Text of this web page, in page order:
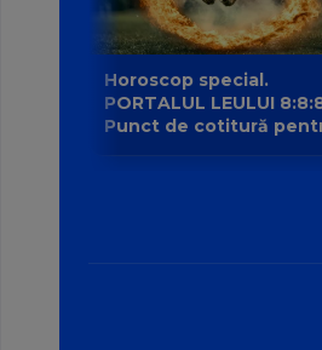
Horoscop special.
PORTALUL LEULUI
Punct de cotitură